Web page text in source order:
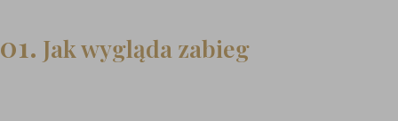
01. Jak wygląda zabieg